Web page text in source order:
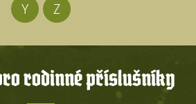
Y
Z
rodinné příslušníky